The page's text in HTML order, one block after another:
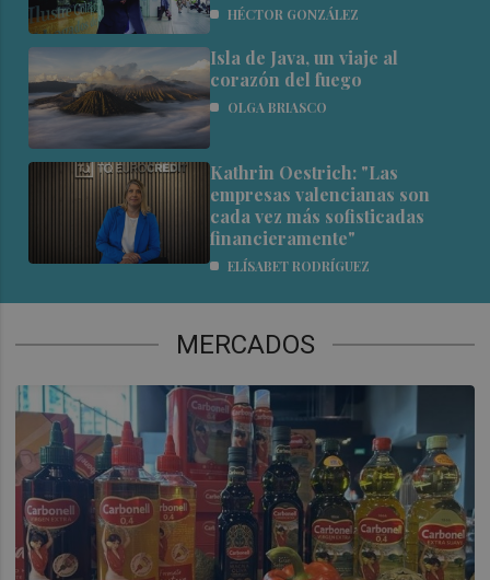
HÉCTOR GONZÁLEZ
Isla de Java, un viaje al
corazón del fuego
OLGA BRIASCO
Kathrin Oestrich: "Las
empresas valencianas son
cada vez más sofisticadas
financieramente"
ELÍSABET RODRÍGUEZ
MERCADOS